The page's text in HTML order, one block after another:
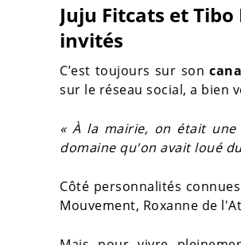
Juju Fitcats et
invités
C’est toujours sur son
sur le réseau social, a bien
« À la mairie, on était
domaine qu'on avait loué
Côté personnalités
Mouvement, Roxanne de